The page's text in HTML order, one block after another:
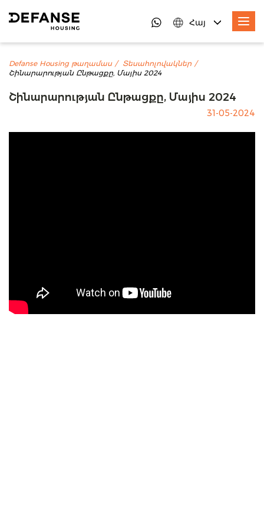
Հայ
Defanse Housing թաղամաս
Տեսահոլովակներ
Շինարարության Ընթացքը, Մայիս 2024
Շինարարության Ընթացքը, Մայիս 2024
31-05-2024